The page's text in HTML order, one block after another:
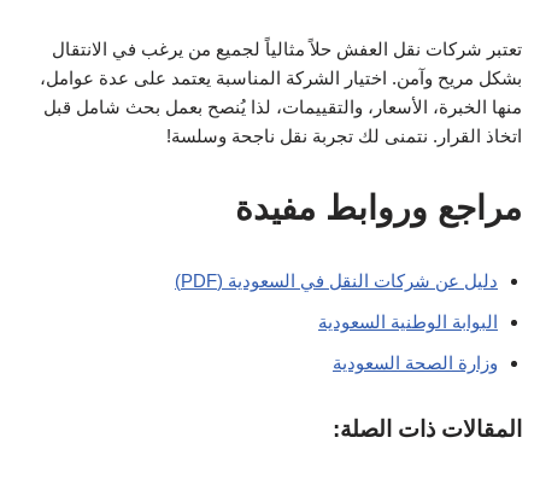
تعتبر شركات نقل العفش حلاً مثالياً لجميع من يرغب في الانتقال
بشكل مريح وآمن. اختيار الشركة المناسبة يعتمد على عدة عوامل،
منها الخبرة، الأسعار، والتقييمات، لذا يُنصح بعمل بحث شامل قبل
اتخاذ القرار. نتمنى لك تجربة نقل ناجحة وسلسة!
مراجع وروابط مفيدة
دليل عن شركات النقل في السعودية (PDF)
البوابة الوطنية السعودية
وزارة الصحة السعودية
المقالات ذات الصلة: